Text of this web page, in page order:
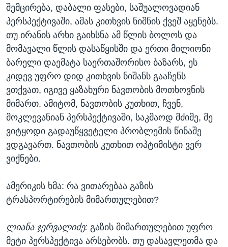
შემცირება, დაბალი ფასები, საშუალოვადიან
პერსპექტივაში, ამას კითხვის ნიშნის ქვეშ აყენებს.
თუ ირანის არხი გაიხსნა ამ წლის ბოლოს და
მომავალი წლის დასაწყისში და ერთი მილიონი
ბარელი დაემატა საერთაშორისო ბაზარს, ეს
კიდევ უფრო დიდ კითხვის ნიშანს გააჩენს
ვთქვათ, იგივე ყაზახური ნავთობის მოთხოვნის
მიმართ. ამიტომ, ნავთობის კუთხით, ჩვენ,
მოკლევანიან პერსპექტივაში, საკმაოდ მძიმე, მე
ვიტყოდი გადაუწყვეტელი პრობლემის წინაშე
ვდგავართ. ნავთობის კუთხით ოპტიმისტი ვერ
ვიქნები.
ამერიკის ხმა: რა ვითარებაა გაზის
ტრასპორტირების მიმართულებით?
ლიანა ჯერვალიძე: გაზის მიმართულებით უფრო
მეტი პერსპექტივა არსებობს. თუ დასავლეთმა და